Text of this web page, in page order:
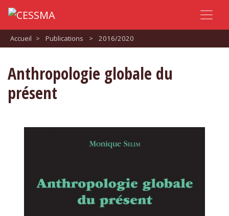
Accueil > Publications > 2016/2020
Anthropologie globale du
présent